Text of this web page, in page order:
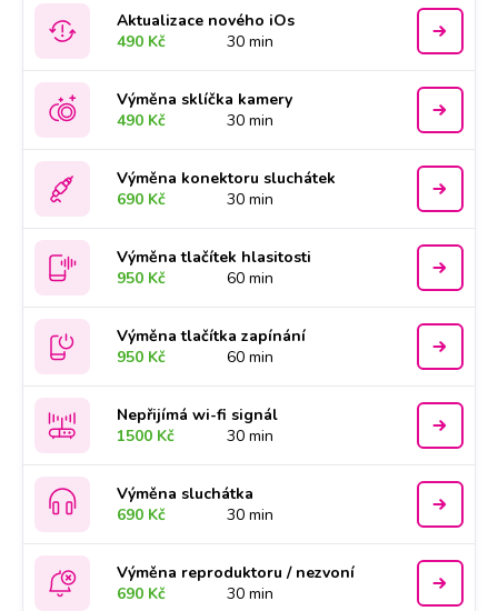
Aktualizace nového iOs
490 Kč
30 min
Výměna sklíčka kamery
490 Kč
30 min
Výměna konektoru sluchátek
690 Kč
30 min
Výměna tlačítek hlasitosti
950 Kč
60 min
Výměna tlačítka zapínání
950 Kč
60 min
Nepřijímá wi-fi signál
1500 Kč
30 min
Výměna sluchátka
690 Kč
30 min
Výměna reproduktoru / nezvoní
690 Kč
30 min